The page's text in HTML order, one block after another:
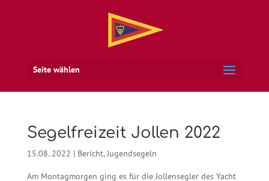
Seite wählen
Segelfreizeit Jollen 2022
15.08. 2022 | Bericht,Jugendsegeln
Am Montagmorgen ging es für dieJollensegler des Yacht